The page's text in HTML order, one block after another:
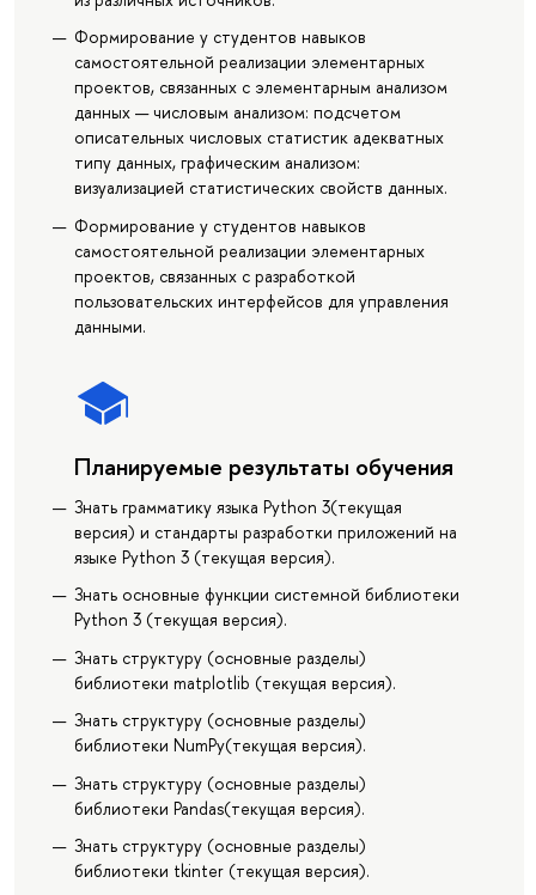
Формирование у студентов навыков
самостоятельной реализации элементарных
проектов, связанных с элементарным анализом
данных — числовым анализом: подсчетом
описательных числовых статистик адекватных
типу данных, графическим анализом:
визуализацией статистических свойств данных.
Формирование у студентов навыков
самостоятельной реализации элементарных
проектов, связанных с разработкой
пользовательских интерфейсов для управления
данными.
Планируемые результаты обучения
Знать грамматику языка Python 3(текущая
версия) и стандарты разработки приложений на
языке Python 3 (текущая версия).
Знать основные функции системной библиотеки
Python 3 (текущая версия).
Знать структуру (основные разделы)
библиотеки matplotlib (текущая версия).
Знать структуру (основные разделы)
библиотеки NumPy(текущая версия).
Знать структуру (основные разделы)
библиотеки Pandas(текущая версия).
Знать структуру (основные разделы)
библиотеки tkinter (текущая версия).